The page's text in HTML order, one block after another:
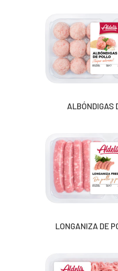
ALBÓNDIGAS
LONGANIZA DE